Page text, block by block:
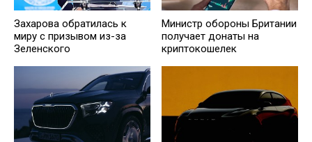
Захарова обратилась к
миру с призывом из-за
Зеленского
Министр обороны Британии
получает донаты на
криптокошелек